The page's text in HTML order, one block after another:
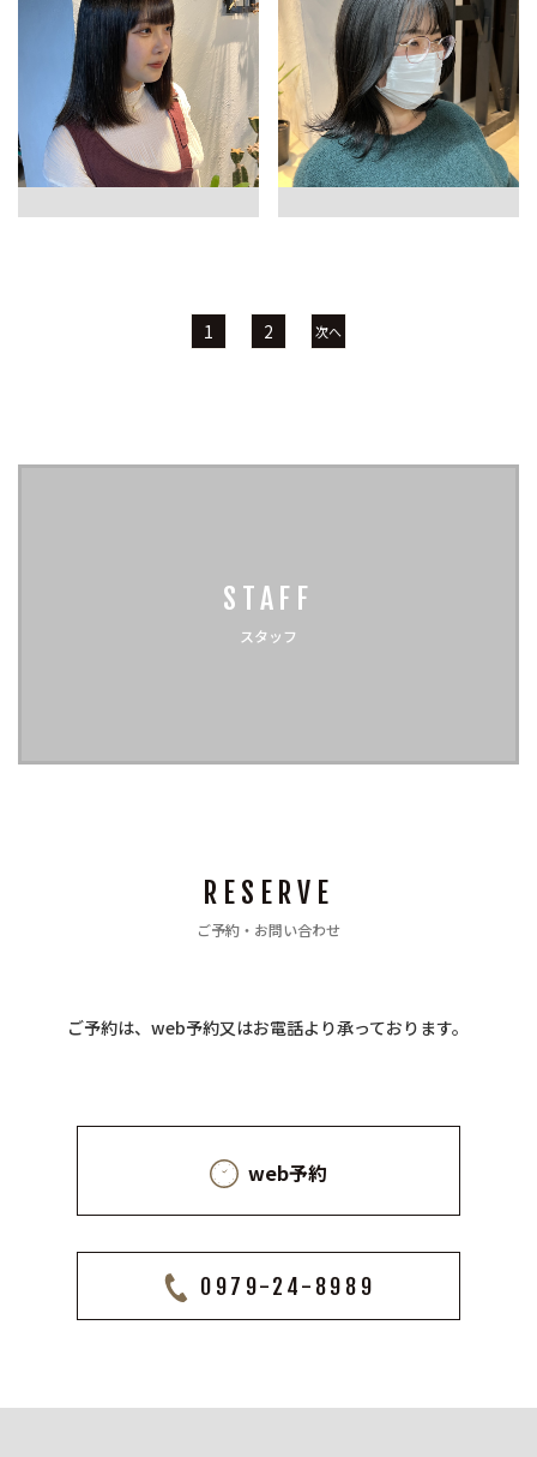
1 2 次へ
STAFF
スタッフ
RESERVE
ご予約・お問い合わせ
ご予約は、web予約又はお電話より承っております。
web予約
0979-24-8989